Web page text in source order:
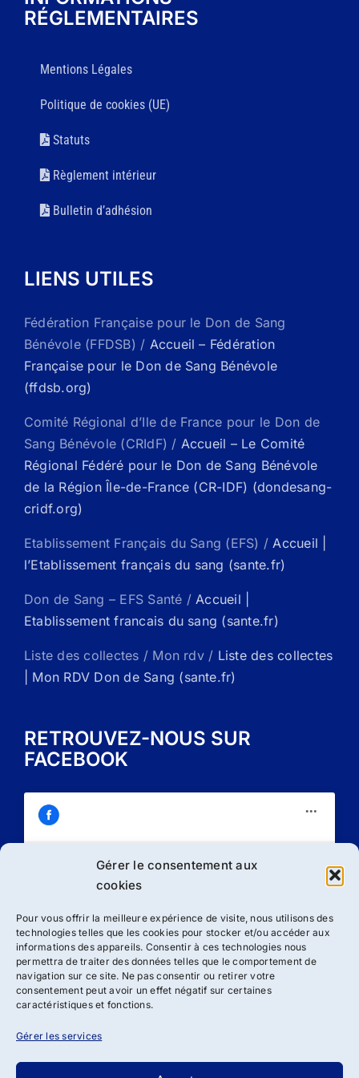
Gérer le consentement aux
cookies
Pour vous offrir la meilleure expérience de visite, nous utilisons des
technologies telles que les cookies pour stocker et/ou accéder aux
informations des appareils. Consentir à ces technologies nous
permettra de traiter des données telles que le comportement de
navigation sur ce site. Ne pas consentir ou retirer votre
consentement peut avoir un effet négatif sur certaines
caractéristiques et fonctions.
Gérer les services
RÉGLEMENTAIRES
Mentions Légales
Politique de cookies (UE)
Statuts
Règlement intérieur
Bulletin d’adhésion
LIENS UTILES
Fédération Française pour le Don de Sang
Bénévole (FFDSB) / Accueil – Fédération
Française pour le Don de Sang Bénévole
(ffdsb.org)
Comité Régional d’Ile de France pour le Don de
Sang Bénévole (CRIdF) / Accueil – Le Comité
Régional Fédéré pour le Don de Sang Bénévole
de la Région Île-de-France (CR-IDF) (dondesang-
cridf.org)
Etablissement Français du Sang (EFS) /Accueil |
l’Etablissement français du sang (sante.fr)
Don de Sang – EFS Santé /Accueil |
Etablissement francais du sang (sante.fr)
Liste des collectes / Mon rdv / Liste des collectes
| Mon RDV Don de Sang (sante.fr)
RETROUVEZ-NOUS SUR
FACEBOOK
Cliquez sur « J’accepte » pour activer
J’accepte